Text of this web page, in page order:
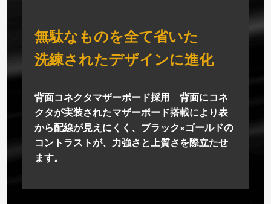
無駄なものを全て省いた
洗練されたデザインに進化
背面コネクタマザーボード採用 背面にコネ
クタが実装されたマザーボード搭載により表
から配線が見えにくく、ブラック×ゴールドの
コントラストが、力強さと上質さを際立たせ
ます。